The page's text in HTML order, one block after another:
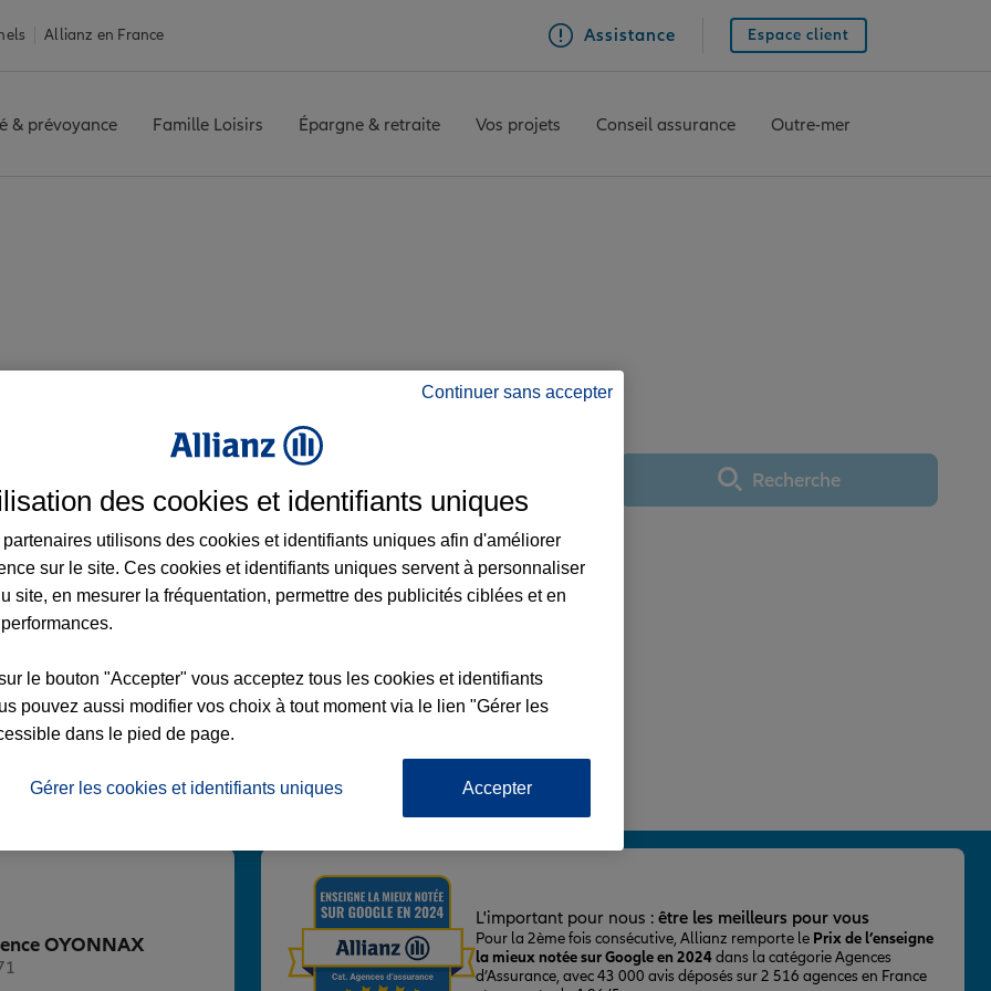
Allianz en France Assistance Espace client
& prévoyance Famille Loisirs Épargne & retraite Vos projets Conseil assurance Outre-mer
Utiliser ma positionRecherche
OYONNAX
L'important pour nous : être les meilleurs pour vous
Pour la 2ème fois consécutive, Allianz remporte le Prix de l’enseigne
la mieux notée sur Google en 2024dans la catégorie Agences
d’Assurance, avec 43 000 avis déposés sur 2 516 agences en France
Continuer sans accepter
des cookies et identifiants uniques
partenaires utilisons des cookies et identifiants uniques afin d'améliorer
sur le site. Ces cookies et identifiants uniques servent à personnaliser
site, en mesurer la fréquentation, permettre des publicités ciblées et en
le bouton "Accepter" vous acceptez tous les cookies et identifiants
pouvez aussi modifier vos choix à tout moment via le lien "Gérer les
dans le pied de page.
Gérer les cookies et identifiants uniques Accepter